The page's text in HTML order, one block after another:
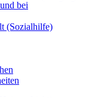
bei
(Sozialhilfe)